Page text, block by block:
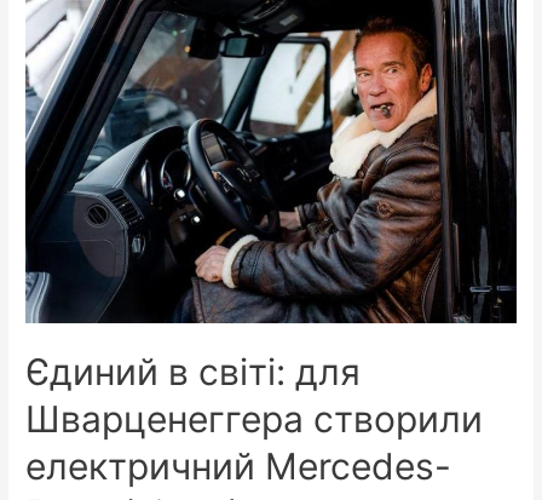
життям
пара
в
дорогому
ресторані
за
столиком,
розглядають
меню…
Єдиний в світі: для
Шварценеггера створили
електричний Mercedes-